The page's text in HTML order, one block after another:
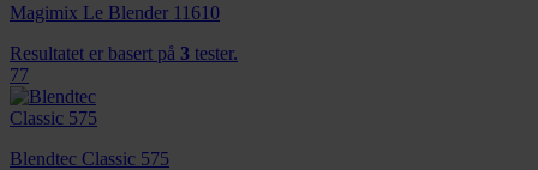
Magimix Le Blender 11610
Resultatet er basert på 3 tester.
77
Blendtec Classic 575